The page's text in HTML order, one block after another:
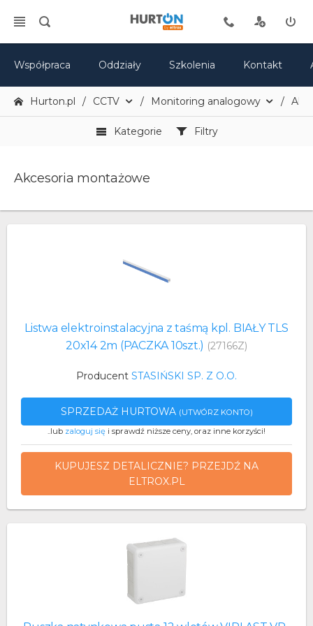
Współpraca Oddziały Szkolenia Kontakt
Hurton.pl CCTV Monitoring analogowy
Kategorie Filtry
Akcesoria montażowe
Listwa elektroinstalacyjna z taśmą kpl. BIAŁY TLS
20x14 2m (PACZKA 10szt.) (27166Z)
Producent STASIŃSKI SP. Z O.O.
SPRZEDAŻ HURTOWA (UTWÓRZ KONTO)
..lub zaloguj się i sprawdź niższe ceny, oraz inne korzyści!
KUPUJESZ DETALICZNIE? PRZEJDŹ NA
ELTROX.PL